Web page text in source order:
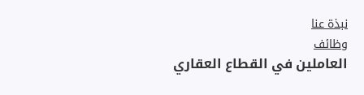
نبذة عنا
وظائف
العاملين في القطاع العقاري